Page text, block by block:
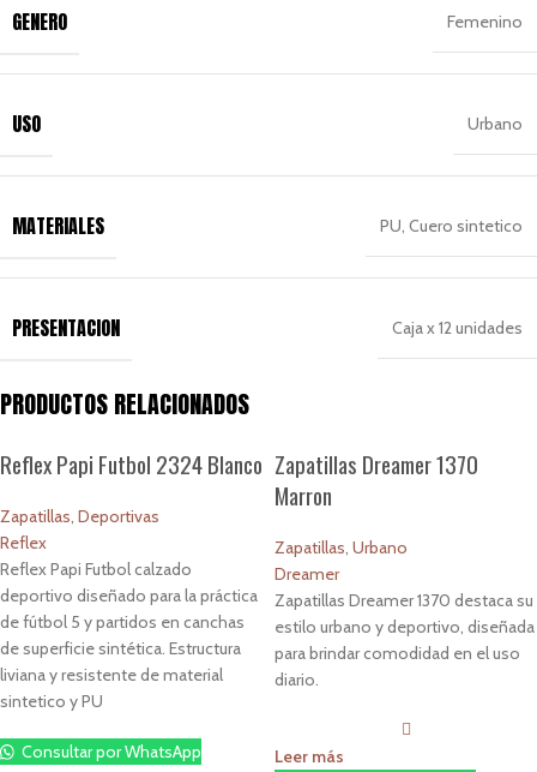
GENERO Femenino
USO Urbano
MATERIALES PU, Cuero sintetico
PRESENTACION Caja x 12 unidades
PRODUCTOS RELACIONADOS
Reflex Papi Futbol 2324 Blanco
Zapatillas, Deportivas
Reflex
Reflex Papi Futbol calzado
deportivo diseñado para la práctica
de fútbol 5 y partidos en canchas
de superficie sintética. Estructura
liviana y resistente de material
sintetico y PU
Consultar por WhatsApp
Zapatillas Dreamer 1370
Marron
Zapatillas, Urbano
Dreamer
Zapatillas Dreamer 1370 destaca su
estilo urbano y deportivo, diseñada
para brindar comodidad en el uso
diario.
Leer más